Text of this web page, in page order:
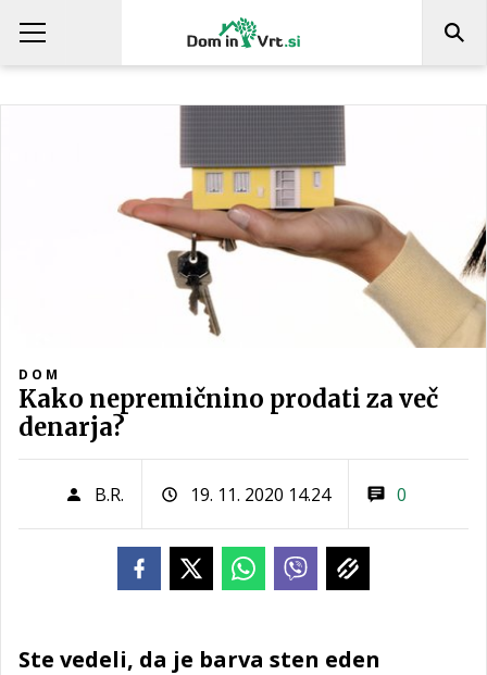
DOM
Kako nepremičnino prodati za več
denarja?
B.R. 19. 11. 2020 14.24 0
Ste vedeli, da je barva sten eden